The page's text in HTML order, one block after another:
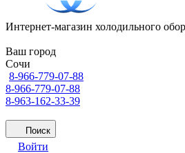
Интернет-магазин холодильного
Ваш город
Сочи
8-966-779-07-88
8-966-779-07-88
8-963-162-33-39
Поиск
Войти